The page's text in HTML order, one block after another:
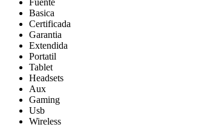
Basica
Certificada
Garantia
Extendida
Portatil
Tablet
Headsets
Aux
Gaming
Usb
Wireless